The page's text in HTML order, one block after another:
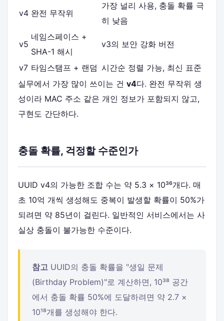
v4 완전 무작위
가장 널리 사용, 충돌 확률 극
히 낮음
v5
네임스페이스 +
SHA-1 해시
v3의 보안 강화 버전
v7 타임스탬프 + 랜덤 시간순 정렬 가능, 최신 표준
실무에서 가장 많이 쓰이는 건 v4다. 완전 무작위 생
성이라 MAC 주소 같은 개인 정보가 포함되지 않고,
구현도 간단하다.
충돌 확률, 걱정할 수준인가
UUID v4의 가능한 조합 수는 약 5.3 × 10³⁶개다. 매
초 10억 개씩 생성해도 중복이 발생할 확률이 50%가
되려면 약 85년이 걸린다. 일반적인 서비스에서는 사
실상 충돌이 불가능한 수준이다.
참고 UUID의 충돌 확률을 "생일 문제
(Birthday Problem)"로 계산하면, 10³⁸ 공간
에서 충돌 확률 50%에 도달하려면 약 2.7 ×
10¹⁸개를 생성해야 한다.